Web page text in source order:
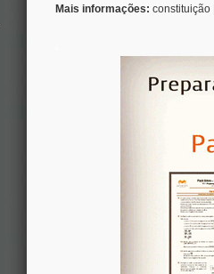
Mais informações: constituição